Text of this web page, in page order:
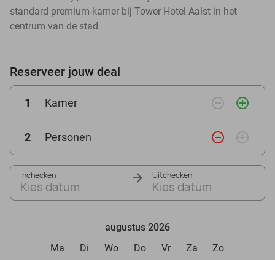
standard premium-kamer bij Tower Hotel Aalst in het
centrum van de stad
Reserveer jouw deal
1 Kamer remove_circle_outline add_circle_outline
2 Personen remove_circle_outline add_circle_outline
Inchecken
Kies datum
Uitchecken
Kies datum
augustus 2026
Ma
Di Wo Do Vr Za Zo